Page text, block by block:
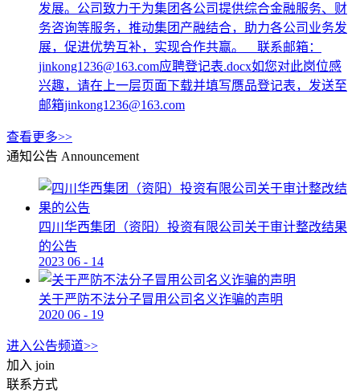
发展。公司致力于为集团各公司提供综合金融服务、财
务咨询等服务，推动集团产融结合，助力各公司业务发
展，促进优势互补，实现合作共赢。 联系邮箱：
jinkong1236@163.com应聘登记表.docx如您对此岗位感
兴趣，请在上一层页面下载并填写赝品登记表，发送至
邮箱jinkong1236@163.com
查看更多>>
通知公告 Announcement
四川华西集团（资阳）投资有限公司关于审计整改结果
的公告
2023 06 - 14
关于严防不法分子冒用公司名义诈骗的声明
2020 06 - 19
进入公告频道>>
加入 join
联系方式